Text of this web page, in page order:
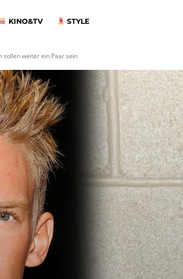
KINO&TV STYLE
sollen weiter ein Paar sein